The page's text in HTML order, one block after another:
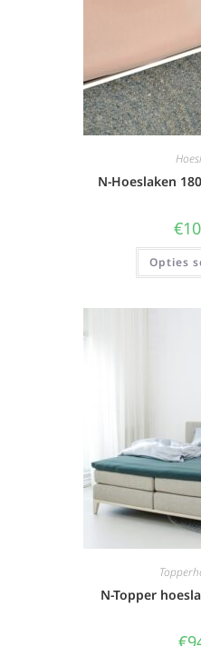
N-Hoeslaken
€
Opties
N-Topper
€